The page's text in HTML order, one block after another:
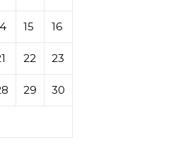
15 16
22 23
29 30